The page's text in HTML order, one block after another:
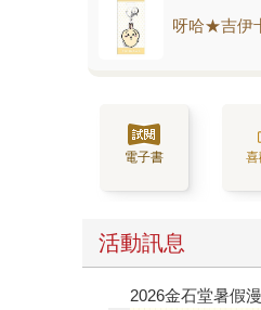
呀哈★吉伊
電子書
活動訊息
春光ｘ奇幻基地｜